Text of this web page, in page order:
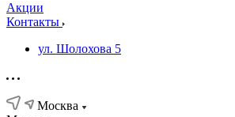
Акции
Контакты
ул. Шолохова 5
Москва